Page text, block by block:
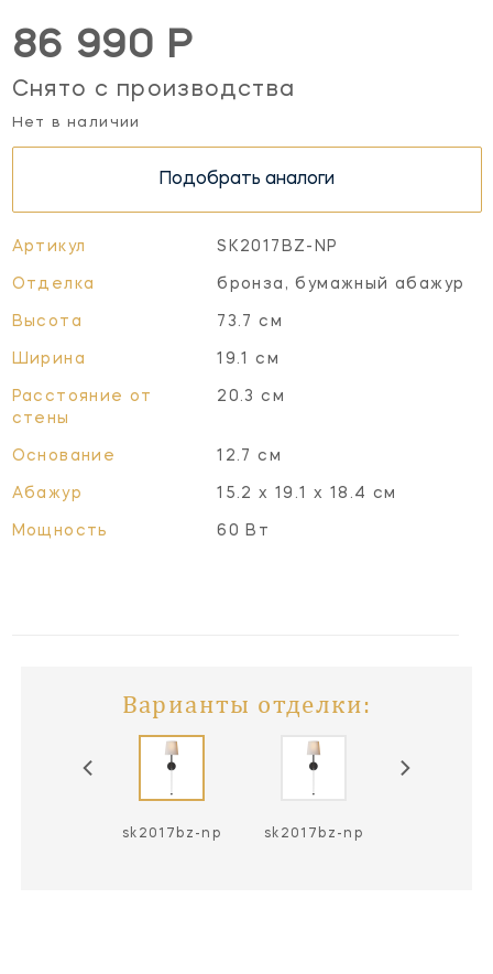
86 990 Р
Снято с производства
Нет в наличии
Подобрать аналоги
Артикул SK2017BZ-NP
Отделка бронза, бумажный абажур
Высота 73.7 см
Ширина 19.1 см
Расстояние от
стены
20.3 см
Основание 12.7 см
Абажур 15.2 x 19.1 x 18.4 см
Мощность 60 Вт
Варианты отделки:
sk2017bz-np sk2017bz-np